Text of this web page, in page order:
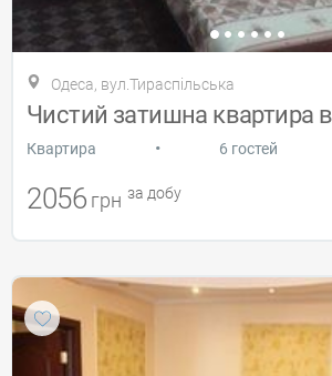
Одеса, вул.Тираспільська
Квартира • 6 гостей
2056 грн за добу